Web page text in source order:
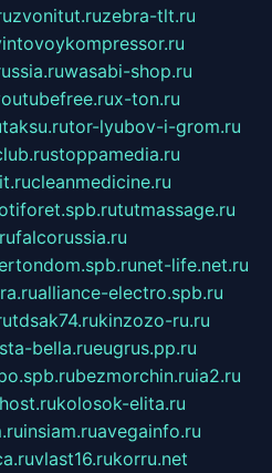
zvonitut.ruzebra-tlt.ru
wasabi-shop.ru
x-ton.ru
taksu.rutor-lyubov-i-grom.ru
stoppamedia.ru
cleanmedicine.ru
tutmassage.ru
falcorussia.ru
net-life.net.ru
alliance-electro.spb.ru
tdsak74.rukinzozo-ru.ru
bella.rueugrus.pp.ru
bezmorchin.ruia2.ru
kolosok-elita.ru
insiam.ruavegainfo.ru
vlast16.rukorru.net